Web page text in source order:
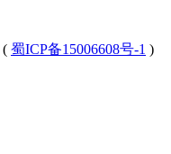
( 蜀ICP备15006608号-1 )